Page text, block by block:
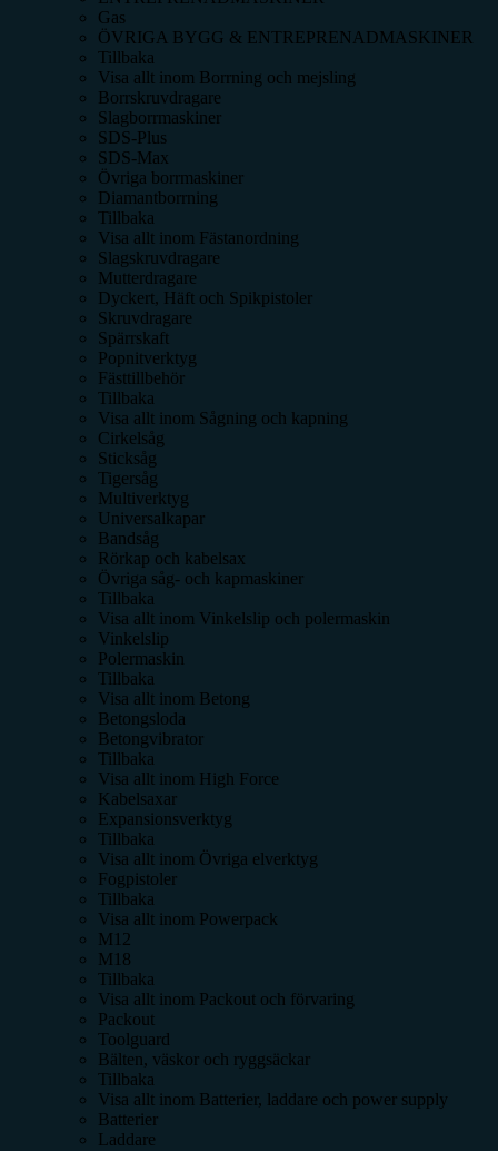
Gas
ÖVRIGA BYGG & ENTREPRENADMASKINER
Tillbaka
Visa allt inom Borrning och mejsling
Borrskruvdragare
Slagborrmaskiner
SDS-Plus
SDS-Max
Övriga borrmaskiner
Diamantborrning
Tillbaka
Visa allt inom Fästanordning
Slagskruvdragare
Mutterdragare
Dyckert, Häft och Spikpistoler
Skruvdragare
Spärrskaft
Popnitverktyg
Fästtillbehör
Tillbaka
Visa allt inom Sågning och kapning
Cirkelsåg
Sticksåg
Tigersåg
Multiverktyg
Universalkapar
Bandsåg
Rörkap och kabelsax
Övriga såg- och kapmaskiner
Tillbaka
Visa allt inom Vinkelslip och polermaskin
Vinkelslip
Polermaskin
Tillbaka
Visa allt inom Betong
Betongsloda
Betongvibrator
Tillbaka
Visa allt inom High Force
Kabelsaxar
Expansionsverktyg
Tillbaka
Visa allt inom Övriga elverktyg
Fogpistoler
Tillbaka
Visa allt inom Powerpack
M12
M18
Tillbaka
Visa allt inom Packout och förvaring
Packout
Toolguard
Bälten, väskor och ryggsäckar
Tillbaka
Visa allt inom Batterier, laddare och power supply
Batterier
Laddare